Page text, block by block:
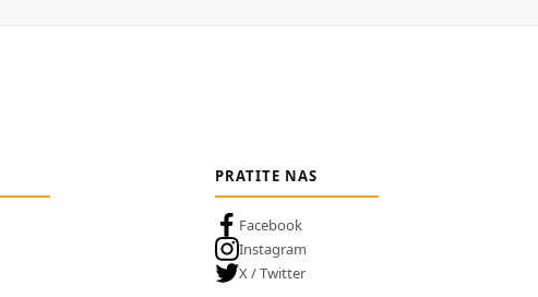
PRATITE NAS
Facebook
Instagram
X / Twitter